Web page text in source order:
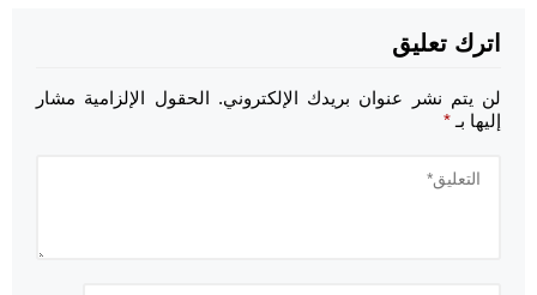
اترك تعليق
لن يتم نشر عنوان بريدك الإلكتروني. الحقول الإلزامية مشار
إليها بـ *